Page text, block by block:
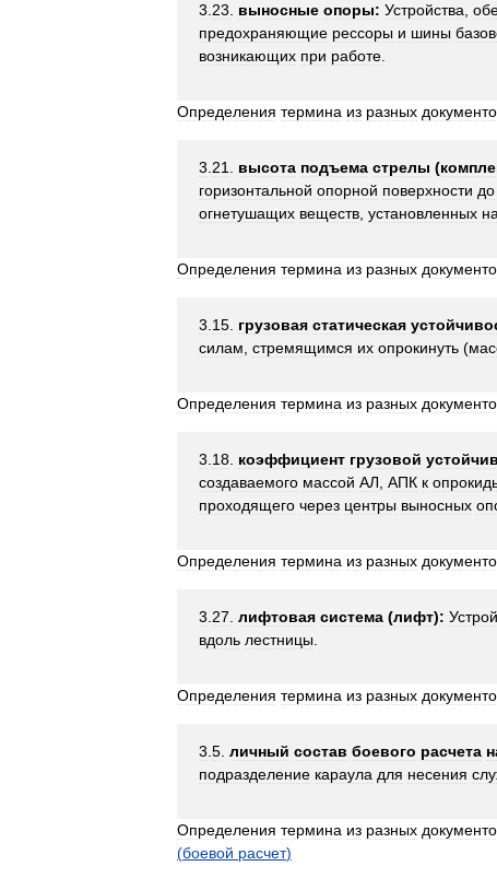
3 23 выносные опоры: Устройства
предохраняющие рессоры и шины
возникающих при работе
Определения термина из разных
3 21 высота подъема стрелы (
горизонтальной опорной поверхности до
огнетушащих веществ установленных на
Определения термина из разных
3 15 грузовая статическая
силам стремящимся их опрокинуть (
Определения термина из разных
3 18 коэффициент грузовой
создаваемого массой АЛ АПК к
проходящего через центры выносных
Определения термина из разных
3 27 лифтовая система (лифт):
вдоль лестницы
Определения термина из разных
3 5 личный состав боевого расчета
подразделение караула для несения
Определения термина из разных
(боевой расчет)